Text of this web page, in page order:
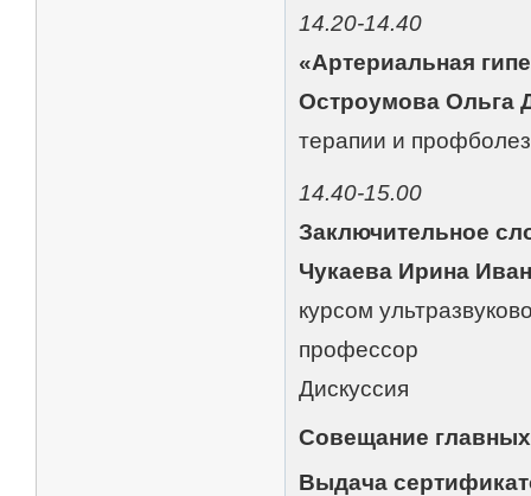
14.20-14.40
«Артериальная
Остроумова Ольга
терапии и
14.40-15.00
Заключительное
Чукаева Ирина
курсом
профессор
Дискуссия
Совещание
Выдача